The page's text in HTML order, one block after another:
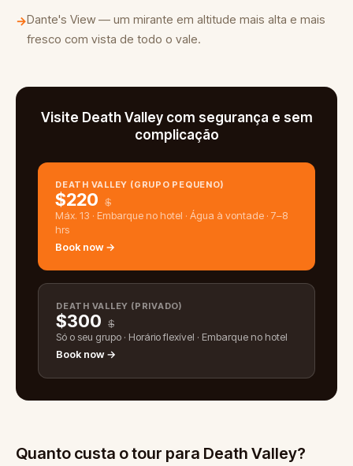
→Dante's View — um mirante em altitude mais alta e mais
fresco com vista de todo o vale.
Visite Death Valley com segurança e sem
complicação
DEATH VALLEY (GRUPO PEQUENO)
$220 $
Máx. 13 · Embarque no hotel · Água à vontade · 7–8
hrs
Book now →
DEATH VALLEY (PRIVADO)
$300 $
Só o seu grupo · Horário flexível · Embarque no hotel
Book now →
Quanto custa o tour para Death Valley?